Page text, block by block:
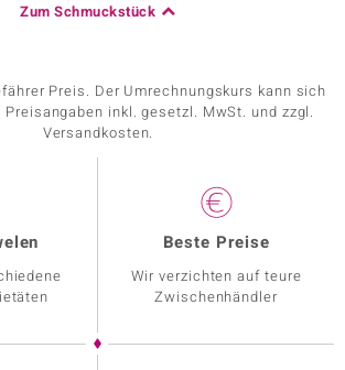
Zum Schmuckstück
Preis. Der Umrechnungskurs kann sich
inkl. gesetzl. MwSt. und zzgl.
Versandkosten.
Beste Preise
Wir verzichten auf teure
Zwischenhändler